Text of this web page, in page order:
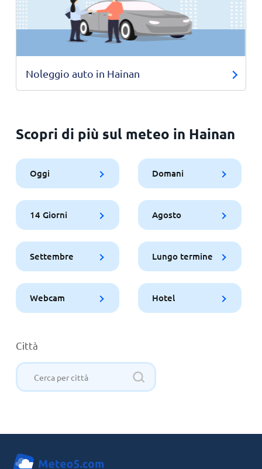
Noleggio auto in Hainan
Scopri di più sul meteo in Hainan
Oggi Domani
14 Giorni Agosto
Settembre Lungo termine
Webcam Hotel
Città